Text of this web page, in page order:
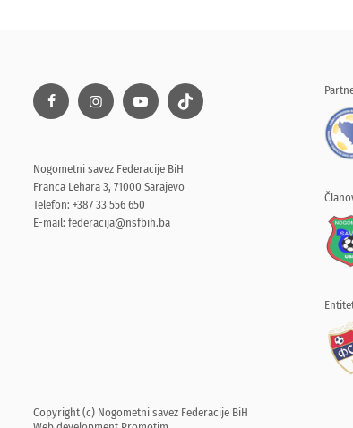
Nogometni savez Federacije BiH
Franca Lehara 3, 71000 Sarajevo
Telefon: +387 33 556 650
E-mail: federacija@nsfbih.ba
Copyright (c) Nogometni savez Federacije BiH